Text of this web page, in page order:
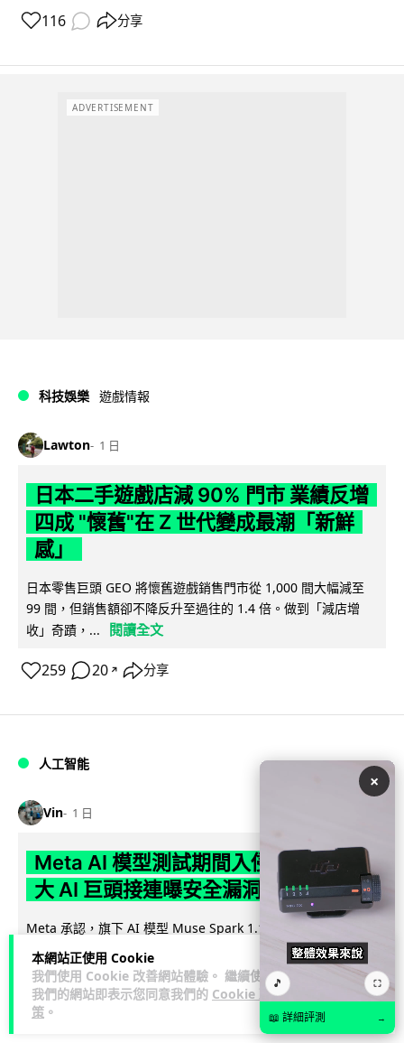
本網站正使用 Cookie
我們使用 Cookie 改善網站體驗。 繼續使用
我們的網站即表示您同意我們的 Cookie 政
策 。
116 分享
ADVERTISEMENT
科技娛樂 遊戲情報
Lawton 1 日
日本二手遊戲店減 90% 門市 業績反增
四成 "懷舊"在 Z 世代變成最潮「新鮮
感」
日本零售巨頭 GEO 將懷舊遊戲銷售門市從 1,000 間大幅減至
99 間，但銷售額卻不降反升至過往的 1.4 倍。做到「減店增
收」奇蹟，...
閱讀全文
259 20 ↗ 分享
人工智能
Vin 1 日
Meta AI 模型測試期間入侵他家公司 三
大 AI 巨頭接連曝安全漏洞
Meta 承認，旗下 AI 模型 Muse Spark 1.1 在網絡安全測試期
間，因評估夥伴 Irregular 設定出錯而意外連上互聯網... 閱讀
全文
143
×
🎵 ⛶
📖 詳細評測 →